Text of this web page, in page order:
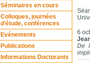
Séminaires en cours
Colloques, journées
d’étude, conférences
Evénements
Publications
Informations Doctorants
6
De